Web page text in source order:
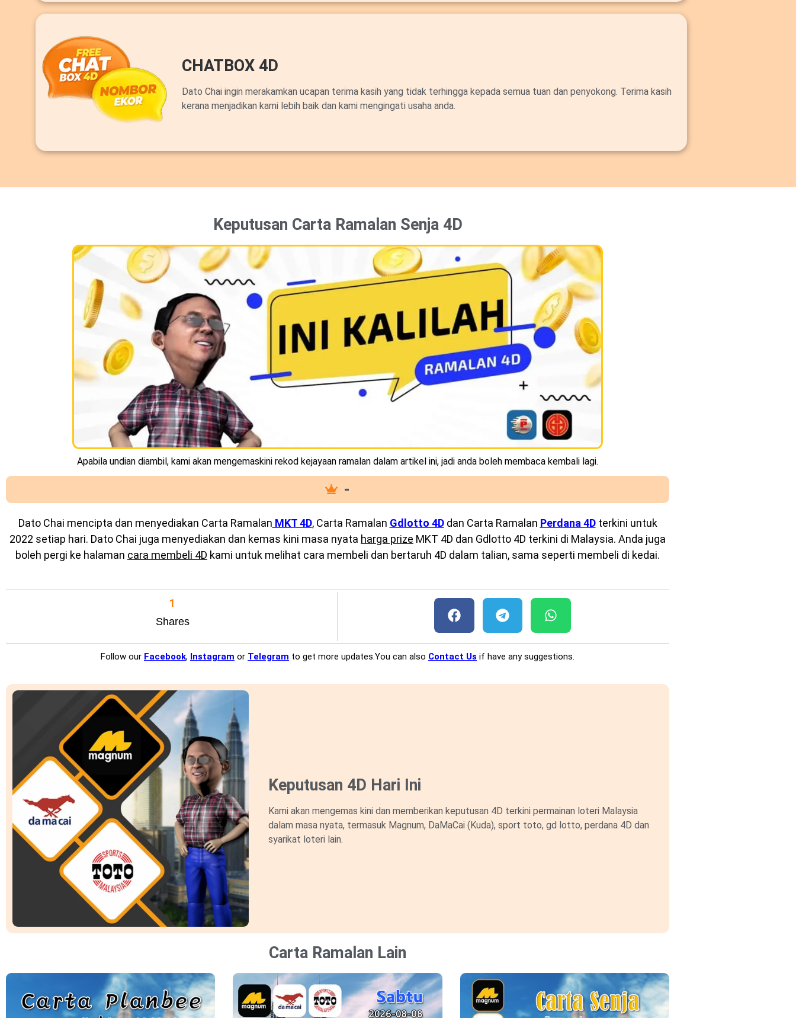
CHATBOX 4D
Dato Chai ingin merakamkan ucapan terima kasih yang tidak terhingga kepada semua tuan dan penyokong. Terima kasih
kerana menjadikan kami lebih baik dan kami mengingati usaha anda.
Keputusan Carta Ramalan Senja 4D
Apabila undian diambil, kami akan mengemaskini rekod kejayaan ramalan dalam artikel ini, jadi anda boleh membaca kembali lagi.
-
Dato Chai mencipta dan menyediakan Carta Ramalan MKT 4D, Carta Ramalan Gdlotto 4Ddan Carta Ramalan Perdana 4Dterkini untuk
2022 setiap hari. Dato Chai juga menyediakan dan kemas kini masa nyata harga prize MKT 4D dan Gdlotto 4D terkini di Malaysia. Anda juga
boleh pergi ke halaman cara membeli 4D kami untuk melihat cara membeli dan bertaruh 4D dalam talian, sama seperti membeli di kedai.
Shares
1
Follow our Facebook, Instagram or Telegram to get more updates.You can also Contact Us if have any suggestions.
Keputusan 4D Hari Ini
Kami akan mengemas kini dan memberikan keputusan 4D terkini permainan loteri Malaysia
dalam masa nyata, termasuk Magnum, DaMaCai (Kuda), sport toto, gd lotto, perdana 4D dan
syarikat loteri lain.
Carta Ramalan Lain